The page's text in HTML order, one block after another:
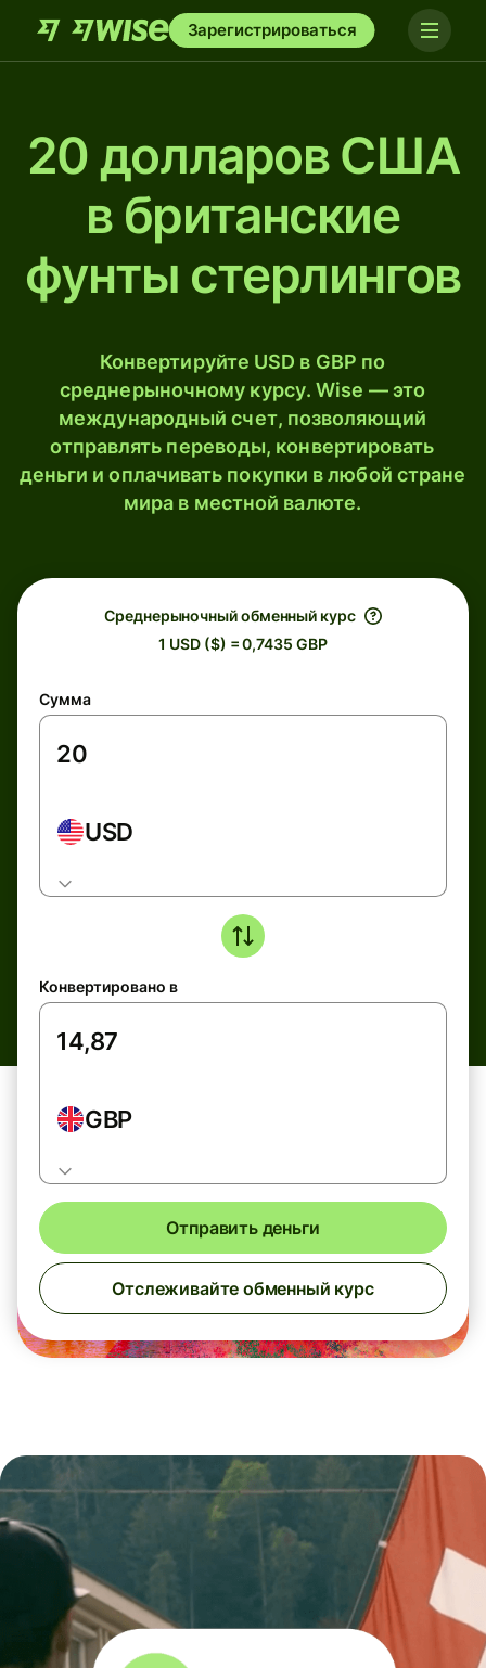
Зарегистрироваться
20 долларов США
в британские
фунты стерлингов
Конвертируйте USD в GBP по
среднерыночному курсу. Wise — это
международный счет, позволяющий
отправлять переводы, конвертировать
деньги и оплачивать покупки в любой стране
мира в местной валюте.
Среднерыночный обменный курс
1 USD ($) = 0,7435 GBP
Сумма
USD
Конвертировано в
GBP
Отправить деньги
Отслеживайте обменный курс